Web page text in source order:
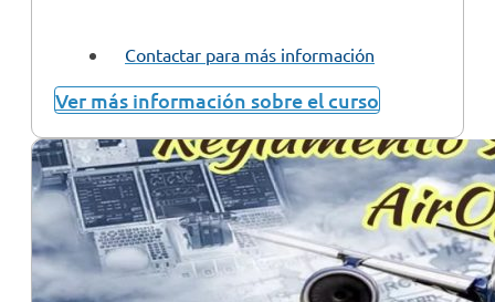
Contactar para más información
Ver más información sobre el curso